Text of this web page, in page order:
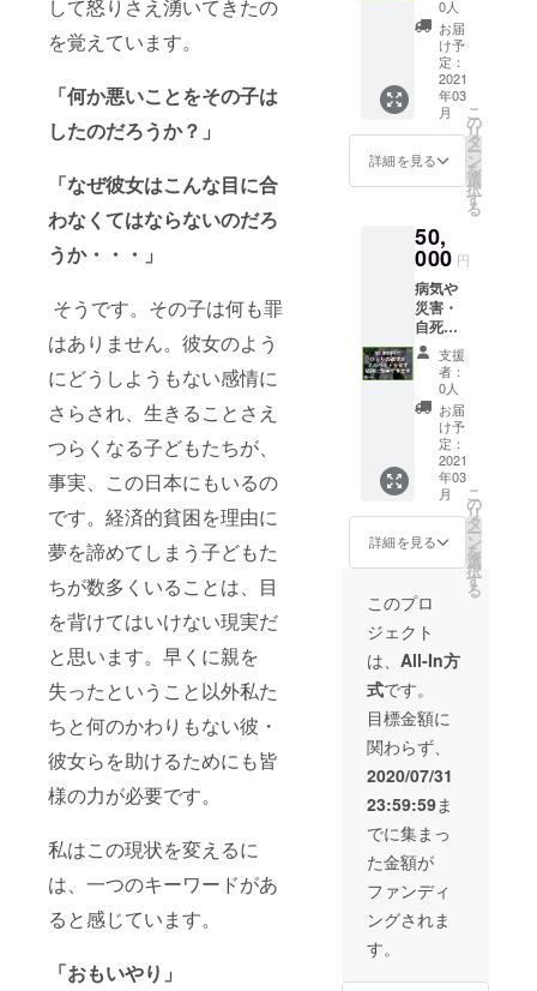
して怒りさえ湧いてきたの
を覚えています。
「何か悪いことをその子は
したのだろうか？」
「なぜ彼女はこんな目に合
わなくてはならないのだろ
うか・・・」
そうです。その子は何も罪
はありません。彼女のよう
にどうしようもない感情に
さらされ、生きることさえ
つらくなる子どもたちが、
事実、この日本にもいるの
です。経済的貧困を理由に
夢を諦めてしまう子どもた
ちが数多くいることは、目
を背けてはいけない現実だ
と思います。早くに親を
失ったということ以外私た
ちと何のかわりもない彼・
彼女らを助けるためにも皆
様の力が必要です。
私はこの現状を変えるに
は、一つのキーワードがあ
ると感じています。
「おもいやり」
年度末
を予
定） ●
活動報
告書
（PDF
形式）
をメー
ルにて
す。
（2020
年度末
を予
定）
に障が
いがあ
る家庭
の子ど
も達の
奨学金
として
大切に
使用さ
せてい
ます。
●領収書
を発送
させて
いただ
きま
す。
（2020
年度末
を予
定） ●
活動報
告書
（PDF
形式）
をメー
ルにて
だきま
す。
（2020
年度末
を予
定）
0人
お届
け予
定：
2021
年03
月
詳細を見る
こ
の
リ
タ
ー
ン
を
選
択
す
る
50,
000 円
病気や
災害・
自死で
親を亡
くした
り、親
に障が
いがあ
る家庭
の子ど
も達の
奨学金
として
大切に
使用さ
せてい
ただき
ます。
●領収書
を発送
させて
いただ
きま
す。
（2020
年度末
を予
定） ●
活動報
告書
（PDF
形式）
をメー
ルにて
だきま
支援
者：
0人
お届
け予
定：
2021
年03
月
詳細を見る
こ
の
リ
タ
ー
ン
を
選
択
す
る
このプロ
ジェクト
は、 All-In方
式です。
目標金額に
関わらず、
2020/07/31
23:59:59ま
でに集まっ
た金額が
ファンディ
ングされま
す。